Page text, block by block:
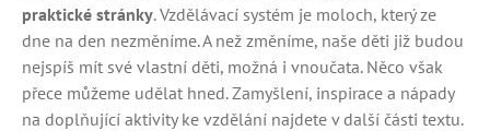
praktické stránky. Vzdělávací systém je moloch, který ze
dne na den nezměníme. A než změníme, naše děti již budou
nejspíš mít své vlastní děti, možná i vnoučata. Něco však
přece můžeme udělat hned. Zamyšlení, inspirace a nápady
na doplňující aktivity ke vzdělání najdete v další části textu.